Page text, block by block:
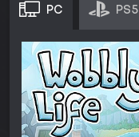
PC PS5